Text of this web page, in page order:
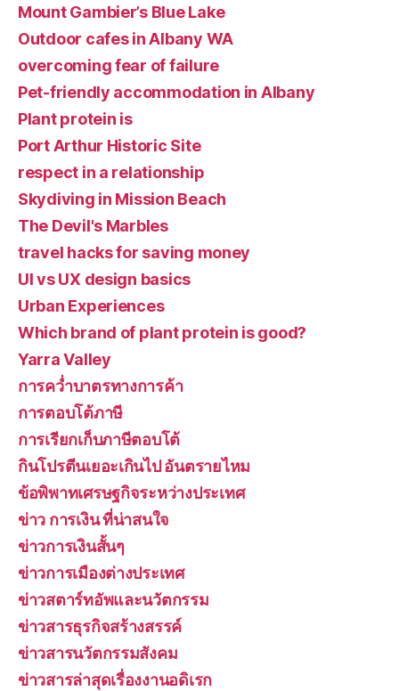
Mount Gambier’s Blue Lake
Outdoor cafes in Albany WA
overcoming fear of failure
Pet-friendly accommodation in Albany
Plant protein is
Port Arthur Historic Site
respect in a relationship
Skydiving in Mission Beach
The Devil's Marbles
travel hacks for saving money
UI vs UX design basics
Urban Experiences
Which brand of plant protein is good?
Yarra Valley
การคว่ำบาตรทางการค้า
การตอบโต้ภาษี
การเรียกเก็บภาษีตอบโต้
กินโปรตีนเยอะเกินไป อันตรายไหม
ข้อพิพาทเศรษฐกิจระหว่างประเทศ
ข่าว การเงิน ที่น่าสนใจ
ข่าวการเงินสั้นๆ
ข่าวการเมืองต่างประเทศ
ข่าวสตาร์ทอัพและนวัตกรรม
ข่าวสารธุรกิจสร้างสรรค์
ข่าวสารนวัตกรรมสังคม
ข่าวสารล่าสุดเรื่องงานอดิเรก